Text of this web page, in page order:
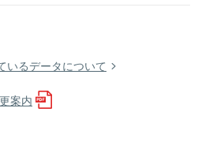
いるデータについて
案内